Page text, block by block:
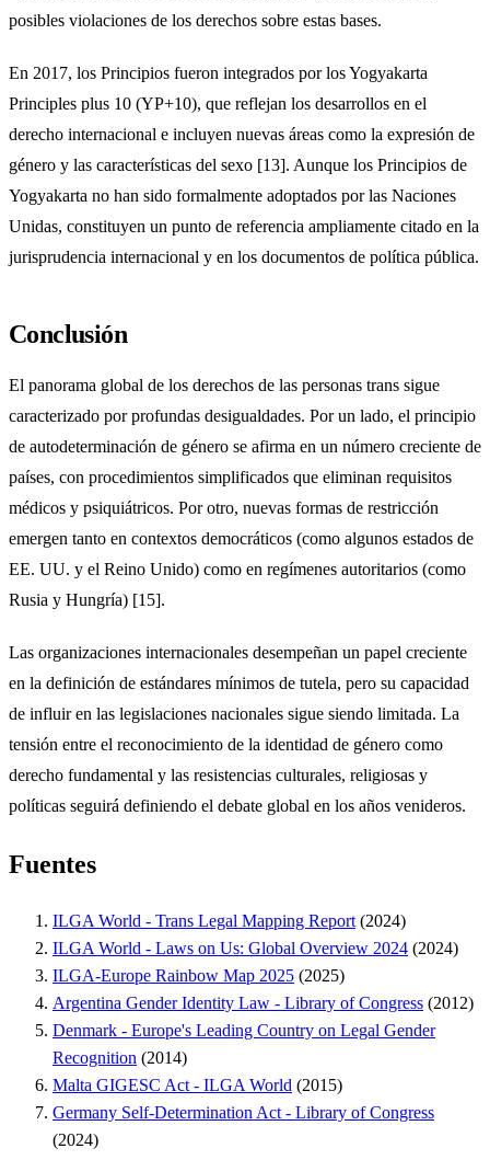
posibles violaciones de los derechos sobre estas bases.
En 2017, los Principios fueron integrados por los Yogyakarta
Principles plus 10 (YP+10), que reflejan los desarrollos en el
derecho internacional e incluyen nuevas áreas como la expresión de
género y las características del sexo [13]. Aunque los Principios de
Yogyakarta no han sido formalmente adoptados por las Naciones
Unidas, constituyen un punto de referencia ampliamente citado en la
jurisprudencia internacional y en los documentos de política pública.
Conclusión
El panorama global de los derechos de las personas trans sigue
caracterizado por profundas desigualdades. Por un lado, el principio
de autodeterminación de género se afirma en un número creciente de
países, con procedimientos simplificados que eliminan requisitos
médicos y psiquiátricos. Por otro, nuevas formas de restricción
emergen tanto en contextos democráticos (como algunos estados de
EE. UU. y el Reino Unido) como en regímenes autoritarios (como
Rusia y Hungría) [15].
Las organizaciones internacionales desempeñan un papel creciente
en la definición de estándares mínimos de tutela, pero su capacidad
de influir en las legislaciones nacionales sigue siendo limitada. La
tensión entre el reconocimiento de la identidad de género como
derecho fundamental y las resistencias culturales, religiosas y
políticas seguirá definiendo el debate global en los años venideros.
Fuentes
ILGA World - Trans Legal Mapping Report (2024)
ILGA World - Laws on Us: Global Overview 2024 (2024)
ILGA-Europe Rainbow Map 2025 (2025)
Argentina Gender Identity Law - Library of Congress (2012)
Denmark - Europe's Leading Country on Legal Gender
Recognition (2014)
Malta GIGESC Act - ILGA World (2015)
Germany Self-Determination Act - Library of Congress
(2024)